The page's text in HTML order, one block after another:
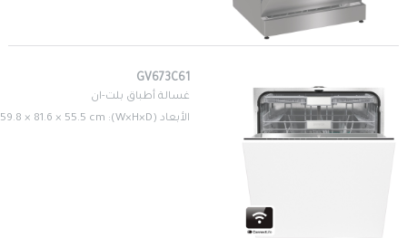
GV673C61
غسالة أطباق بلت-ان
الأبعاد (W×H×D): 59.8 × 81.6 × 55.5 cm